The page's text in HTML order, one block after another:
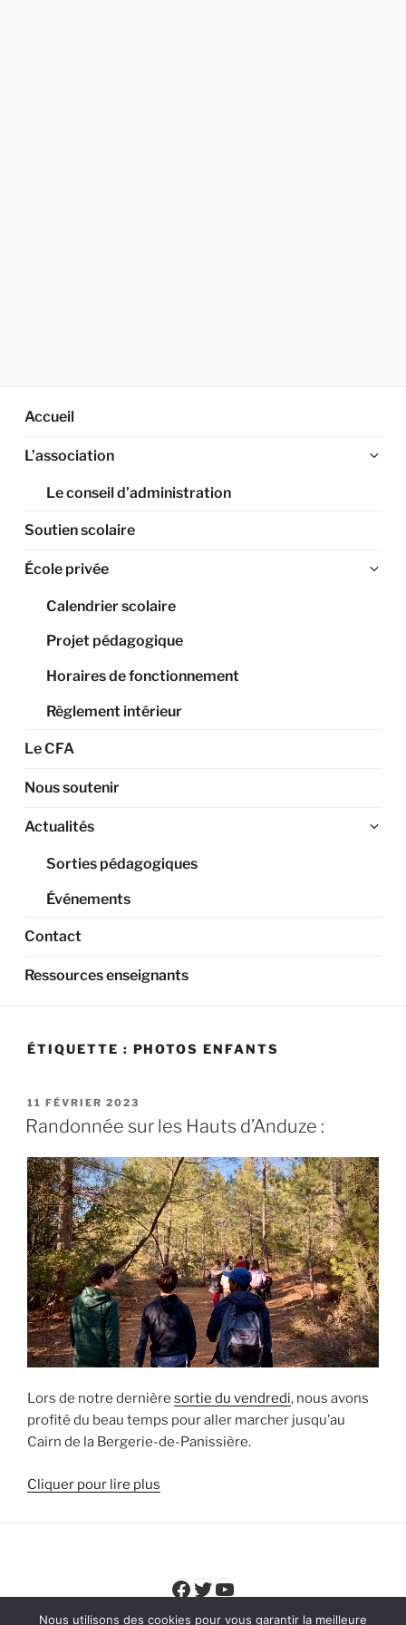
Accueil
L’association
Le conseil d’administration
Soutien scolaire
École privée
Calendrier scolaire
Projet pédagogique
Horaires de fonctionnement
Règlement intérieur
Le CFA
Nous soutenir
Actualités
Sorties pédagogiques
Événements
Contact
Ressources enseignants
ÉTIQUETTE : PHOTOS ENFANTS
PUBLIÉ
LE
11 FÉVRIER 2023
Randonnée sur les Hauts d’Anduze :
Lors de notre dernière sortie du vendredi, nous avons
profité du beau temps pour aller marcher jusqu’au
Cairn de la Bergerie-de-Panissière.
Cliquer pour lire plus
Facebook
Twitter
YouTube
Nous utilisons des cookies pour vous garantir la meilleure